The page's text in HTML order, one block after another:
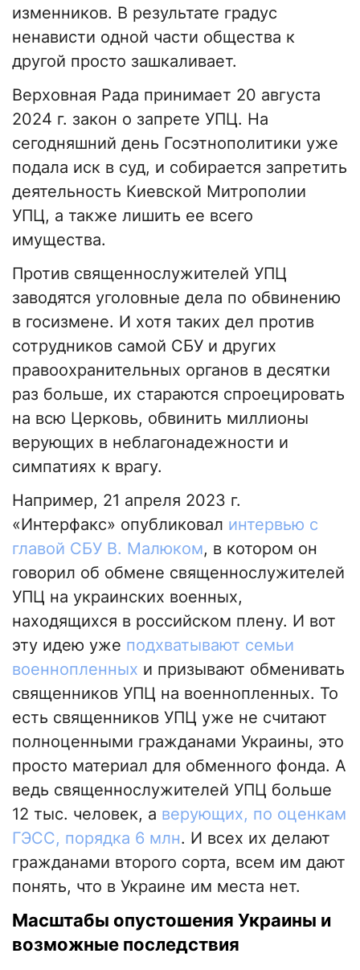
изменников. В результате градус
ненависти одной части общества к
другой просто зашкаливает.
Верховная Рада принимает 20 августа
2024 г. закон о запрете УПЦ. На
сегодняшний день Госэтнополитики уже
подала иск в суд, и собирается запретить
деятельность Киевской Митрополии
УПЦ, а также лишить ее всего
имущества.
Против священнослужителей УПЦ
заводятся уголовные дела по обвинению
в госизмене. И хотя таких дел против
сотрудников самой СБУ и других
правоохранительных органов в десятки
раз больше, их стараются спроецировать
на всю Церковь, обвинить миллионы
верующих в неблагонадежности и
симпатиях к врагу.
Например, 21 апреля 2023 г.
«Интерфакс» опубликовал интервью с
главой СБУ В. Малюком, в котором он
говорил об обмене священнослужителей
УПЦ на украинских военных,
находящихся в российском плену. И вот
эту идею уже подхватывают семьи
военнопленных и призывают обменивать
священников УПЦ на военнопленных. То
есть священников УПЦ уже не считают
полноценными гражданами Украины, это
просто материал для обменного фонда. А
ведь священнослужителей УПЦ больше
12 тыс. человек, а верующих, по оценкам
ГЭСС, порядка 6 млн. И всех их делают
гражданами второго сорта, всем им дают
понять, что в Украине им места нет.
Масштабы опустошения Украины и
возможные последствия